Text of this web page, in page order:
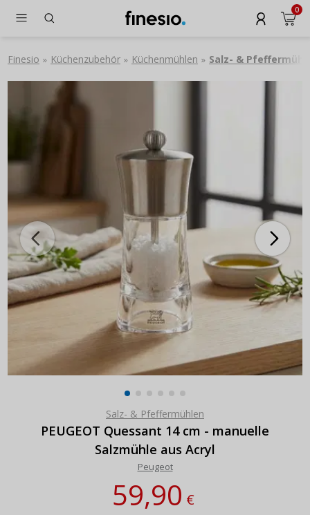
0
Finesio » Küchenzubehör » Küchenmühlen » Salz- &
Salz- & Pfeffermühlen
PEUGEOT Quessant 14 cm - manuelle
Salzmühle aus Acryl
Peugeot
59,90€